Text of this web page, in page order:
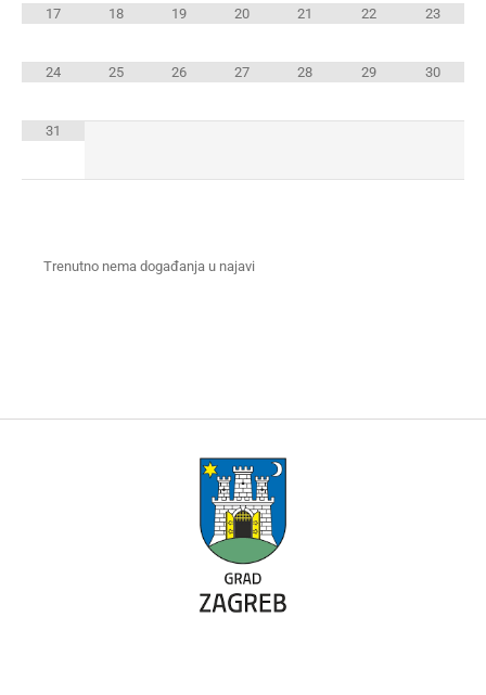
17 18 19 20 21 22 23
24 25 26 27 28 29 30
31
Trenutno nema događanja u najavi